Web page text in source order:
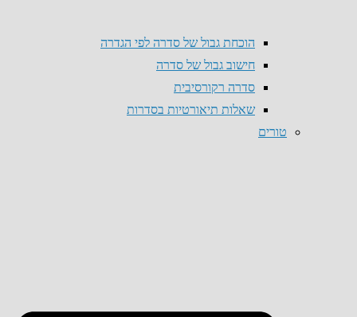
הוכחת גבול של סדרה לפי הגדרה
חישוב גבול של סדרה
סדרה רקורסיבית
שאלות תיאורטיות בסדרות
טורים